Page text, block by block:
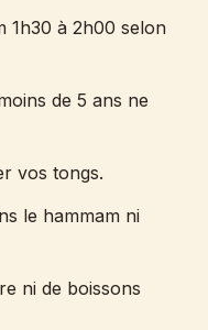
1h30 à 2h00 selon
de 5 ans ne
vos tongs.
le hammam ni
ni de boissons